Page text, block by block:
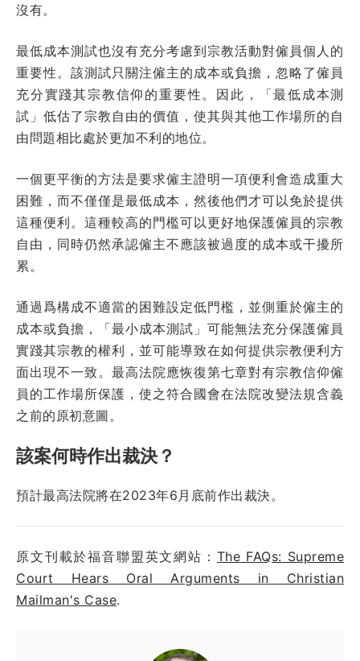
沒有。
最低成本測試也沒有充分考慮到宗教活動對僱員個人的
重要性。該測試只關注僱主的成本或負擔，忽略了僱員
充分實踐其宗教信仰的重要性。因此，「最低成本測
試」低估了宗教自由的價值，使其與其他工作場所的自
由問題相比處於更加不利的地位。
一個更平衡的方法是要求僱主證明一項便利會造成重大
困難，而不僅僅是最低成本，然後他們才可以免於提供
這種便利。這種較高的門檻可以更好地保護僱員的宗教
自由，同時仍然承認僱主不應該被過度的成本或干擾所
累。
通過爲構成不適當的困難設定低門檻，並側重於僱主的
成本或負擔，「最小成本測試」可能無法充分保護僱員
實踐其宗教的權利，並可能導致在如何提供宗教便利方
面出現不一致。最高法院應恢復第七章對有宗教信仰僱
員的工作場所保護，使之符合國會在法院改變法規含義
之前的原初意圖。
該案何時作出裁決？
預計最高法院將在2023年6月底前作出裁決。
原文刊載於福音聯盟英文網站： The FAQs: Supreme
Court Hears Oral Arguments in Christian
Mailman's Case.